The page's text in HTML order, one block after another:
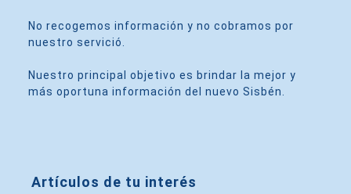
No recogemos información y no cobramos por
nuestro servició.
Nuestro principal objetivo es brindar la mejor y
más oportuna información del nuevo Sisbén.
Artículos de tu interés